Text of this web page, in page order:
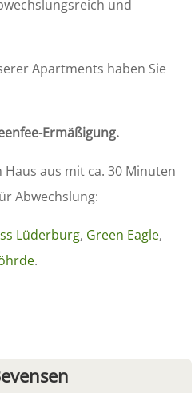
und
Apartments haben Sie
Ermäßigung.
aus mit ca. 30 Minuten
Abwechslung:
Lüderburg, Green Eagle,
.